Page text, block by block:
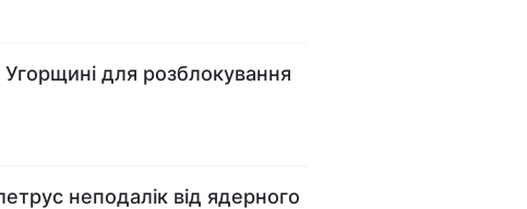
для розблокування
неподалік від ядерного